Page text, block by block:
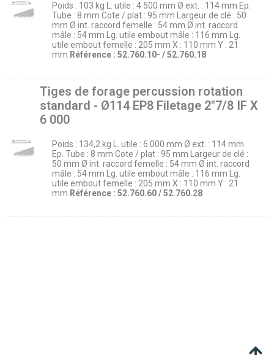
Poids : 103 kg L. utile : 4 500 mm Ø ext. : 114 mm Ep.
Tube : 8 mm Cote / plat : 95 mm Largeur de clé : 50
mm Ø int. raccord femelle : 54 mm Ø int. raccord
mâle : 54 mm Lg. utile embout mâle : 116 mm Lg.
utile embout femelle : 205 mm X : 110 mm Y : 21
mm Référence : 52.760.10- / 52.760.18
Tiges de forage percussion rotation
standard - Ø114 EP8 Filetage 2″7/8 IF X
6 000
Poids : 134,2 kg L. utile : 6 000 mm Ø ext. : 114 mm
Ep. Tube : 8 mm Cote / plat : 95 mm Largeur de clé :
50 mm Ø int. raccord femelle : 54 mm Ø int. raccord
mâle : 54 mm Lg. utile embout mâle : 116 mm Lg.
utile embout femelle : 205 mm X : 110 mm Y : 21
mm Référence : 52.760.60 / 52.760.28